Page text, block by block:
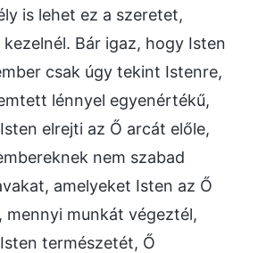
is lehet ez a szeretet,
Bár igaz, hogy Isten
csak úgy tekint Istenre,
lénnyel egyenértékű,
elrejti az Ő arcát előle,
nem szabad
amelyeket Isten az Ő
munkát végeztél,
természetét, Ő